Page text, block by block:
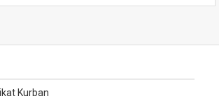
Kurban